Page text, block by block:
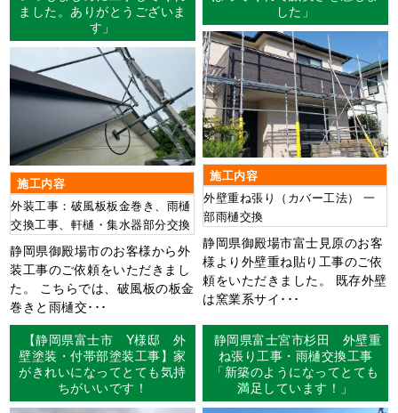
ました。ありがとうございま
す」
施工内容
外装工事：破風板板金巻き、雨樋
交換工事、軒樋・集水器部分交換
静岡県御殿場市のお客様から外
装工事のご依頼をいただきまし
た。 こちらでは、破風板の板金
巻きと雨樋交･･･
した」
施工内容
外壁重ね張り（カバー工法） 一
部雨樋交換
静岡県御殿場市富士見原のお客
様より外壁重ね貼り工事のご依
頼をいただきました。 既存外壁
は窯業系サイ･･･
【静岡県富士市 Y様邸 外
壁塗装・付帯部塗装工事】家
がきれいになってとても気持
ちがいいです！
静岡県富士宮市杉田 外壁重
ね張り工事・雨樋交換工事
「新築のようになってとても
満足しています！」